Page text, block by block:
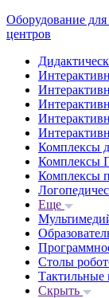
Оборудование
центров
Комплексы
Комплексы
Комплексы
Еще
Столы
Тактильные
Скрыть